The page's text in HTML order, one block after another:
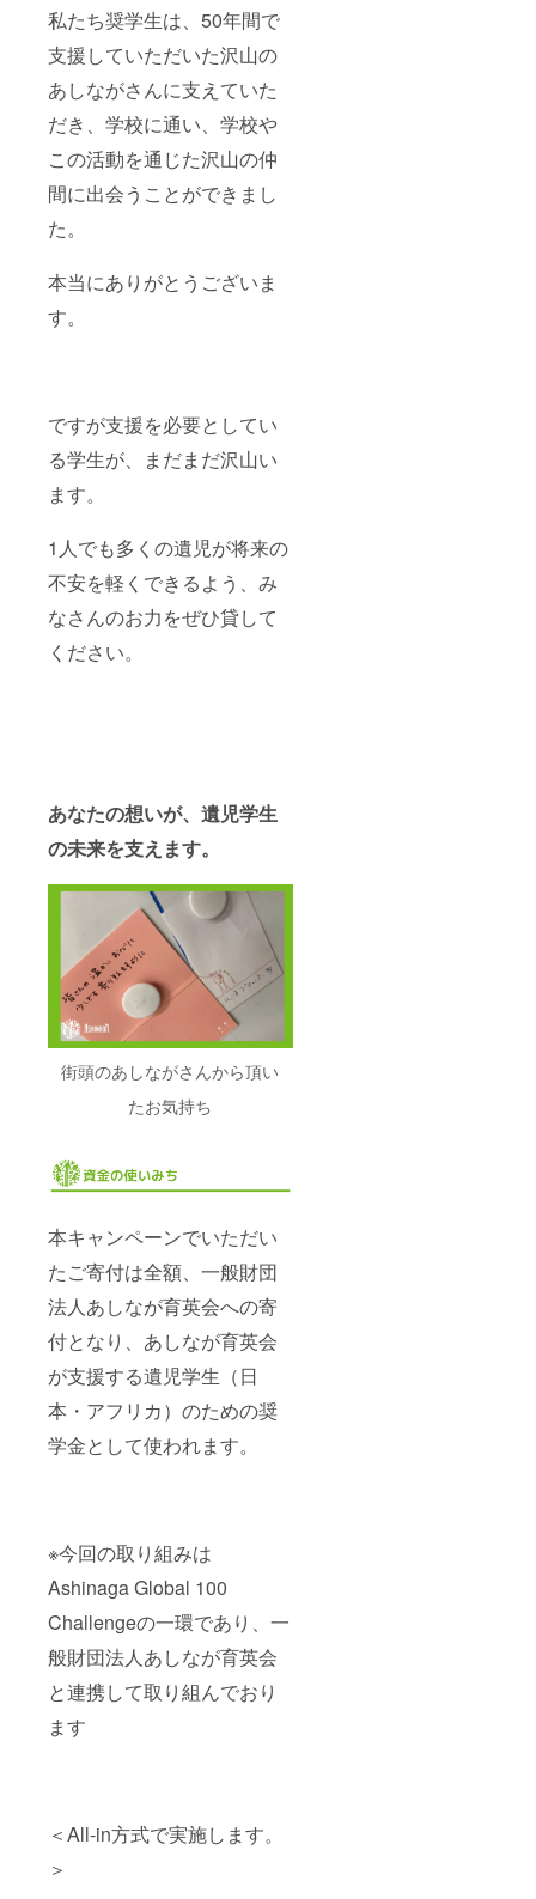
私たち奨学生は、50年間で
支援していただいた沢山の
あしながさんに支えていた
だき、学校に通い、学校や
この活動を通じた沢山の仲
間に出会うことができまし
た。
本当にありがとうございま
す。
ですが支援を必要としてい
る学生が、まだまだ沢山い
ます。
1人でも多くの遺児が将来の
不安を軽くできるよう、み
なさんのお力をぜひ貸して
ください。
あなたの想いが、遺児学生
の未来を支えます。
街頭のあしながさんから頂い
たお気持ち
本キャンペーンでいただい
たご寄付は全額、一般財団
法人あしなが育英会への寄
付となり、あしなが育英会
が支援する遺児学生（日
本・アフリカ）のための奨
学金として使われます。
※今回の取り組みは
Ashinaga Global 100
Challengeの一環であり、一
般財団法人あしなが育英会
と連携して取り組んでおり
ます
＜All-in方式で実施します。
＞